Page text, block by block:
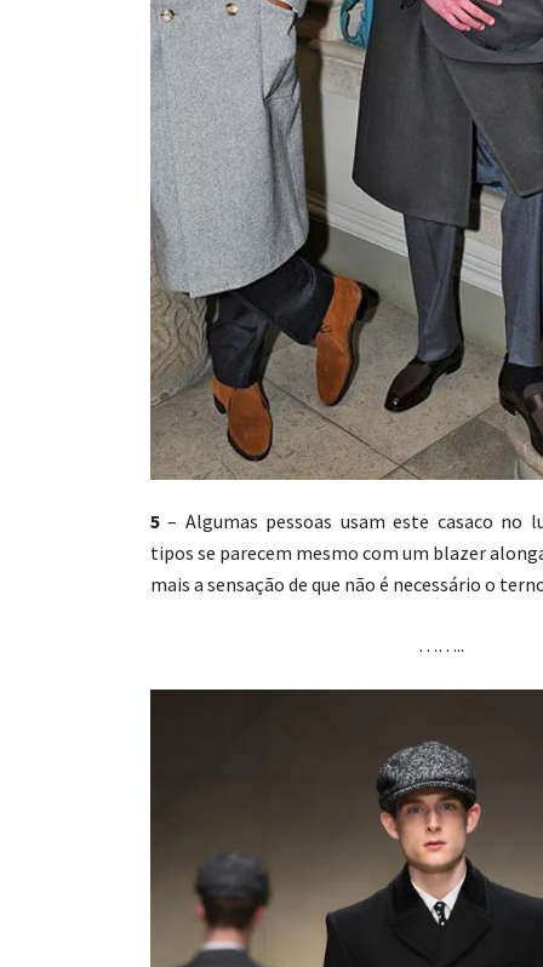
5 – Algumas pessoas usam este casaco no
tipos se parecem mesmo com um blazer
mais a sensação de que não é necessário o
……..